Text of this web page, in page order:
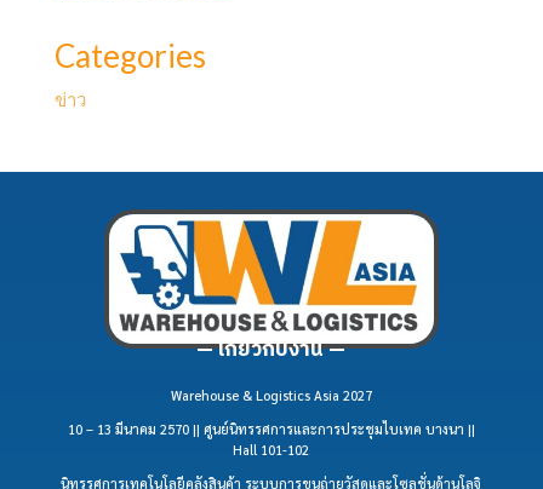
Categories
ข่าว
— เกี่ยวกับงาน —
Warehouse & Logistics Asia 2027
10 – 13 มีนาคม 2570 || ศูนย์นิทรรศการและการประชุมไบเทค บางนา ||
Hall 101-102
นิทรรศการเทคโนโลยีคลังสินค้า ระบบการขนถ่ายวัสดุและโซลูชั่นด้านโลจิ